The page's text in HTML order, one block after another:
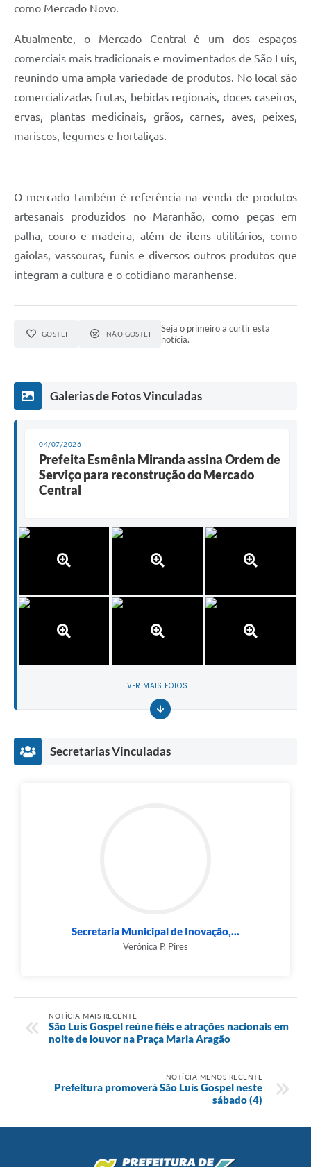
como Mercado Novo.
Atualmente, o Mercado Central é um dos espaços
comerciais mais tradicionais e movimentados de São Luís,
reunindo uma ampla variedade de produtos. No local são
comercializadas frutas, bebidas regionais, doces caseiros,
ervas, plantas medicinais, grãos, carnes, aves, peixes,
mariscos, legumes e hortaliças.
O mercado também é referência na venda de produtos
artesanais produzidos no Maranhão, como peças em
palha, couro e madeira, além de itens utilitários, como
gaiolas, vassouras, funis e diversos outros produtos que
integram a cultura e o cotidiano maranhense.
GOSTEI NÃO GOSTEI
Seja o primeiro a curtir esta
notícia.
Galerias de Fotos Vinculadas
04/07/2026
Prefeita Esmênia Miranda assina Ordem de
Serviço para reconstrução do Mercado
Central
VER MAIS FOTOS
Secretarias Vinculadas
Secretaria Municipal de Inovação,...
Verônica P. Pires
NOTÍCIA MAIS RECENTE
São Luís Gospel reúne fiéis e atrações nacionais em
noite de louvor na Praça Maria Aragão
NOTÍCIA MENOS RECENTE
Prefeitura promoverá São Luís Gospel neste
sábado (4)